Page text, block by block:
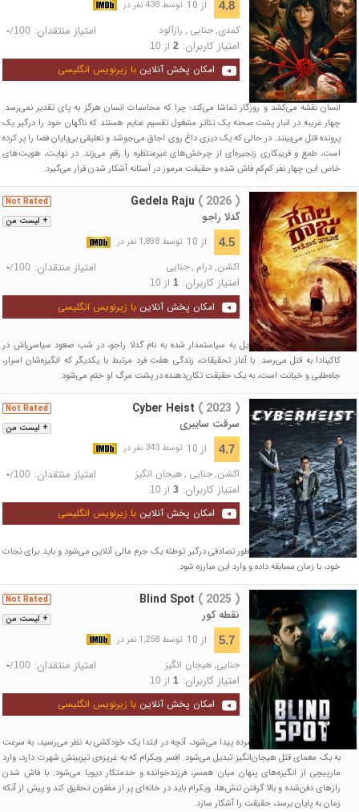
4.8 از 10 توسط 438 نفر در
کمدی,جنایی , رازآلود امتیاز منتقدان: -/100
امتیاز کاربران: 2از 10
امکان پخش آنلاین با زیرنویس انگلیسی
انسان نقشه می‌کشد و روزگار تماشا می‌کند؛ چرا که محاسبات انسان هرگز به پای تقدیر نمی‌رسد.
چهار غریبه در انبار پشت صحنه یک تئاتر مشغول تقسیم غنایم هستند که ناگهان خود را درگیر یک
پرونده قتل می‌بینند. در حالی که یک دیزی داغ روی اجاق می‌جوشد و تعلیقی بی‌پایان فضا را پر کرده
است، طمع و فریبکاری زنجیره‌ای از چرخش‌های غیرمنتظره را رقم می‌زند. در نهایت، هویت‌های
خاص این چهار نفر کم‌کم فاش شده و حقیقت مرموز در آستانه آشکار شدن قرار می‌گیرد.
+ لیست من
Not Rated Gedela Raju ( 2026 )
گدلا راجو
4.5 از 10 توسط 1,898 نفر در
اکشن,درام ,جنایی امتیاز منتقدان: -/100
امتیاز کاربران: 1از 10
امکان پخش آنلاین با زیرنویس انگلیسی
یک اوباش ترسناک که تبدیل به سیاستمدار شده به نام گدلا راجو، در شب صعود سیاسی‌اش در
کاکینادا به قتل می‌رسد. با آغاز تحقیقات، زندگی هفت فرد مرتبط با یکدیگر که انگیزه‌شان اسرار،
جاه‌طلبی و خیانت است، به یک حقیقت تکان‌دهنده در پشت مرگ او ختم می‌شود.
+ لیست من
Not Rated Cyber Heist ( 2023 )
سرقت سایبری
4.7 از 10 توسط 343 نفر در
اکشن, جنایی , هیجان انگیز امتیاز منتقدان: -/100
امتیاز کاربران: 3از 10
امکان پخش آنلاین با زیرنویس انگلیسی
یک متخصص کامپیوتر به طور تصادفی درگیر توطئه یک جرم مالی آنلاین می‌شود و باید برای نجات
خود، با زمان مسابقه داده و وارد این مبارزه شود.
+ لیست من
Not Rated Blind Spot ( 2025 )
نقطه کور
5.7 از 10 توسط 1,258 نفر در
جنایی,هیجان انگیز امتیاز منتقدان: -/100
امتیاز کاربران: 1از 10
امکان پخش آنلاین با زیرنویس انگلیسی
زمانی که دیویای ۲۴ ساله مرده پیدا می‌شود، آنچه در ابتدا یک خودکشی به نظر می‌رسید، به سرعت
به یک معمای قتل هیجان‌انگیز تبدیل می‌شود. افسر ویکرام که به غریزه‌ی تیزبینش شهرت دارد، وارد
مارپیچی از انگیزه‌های پنهان میان همسر، فرزندخوانده و خدمتکار دیویا می‌شود. با فاش شدن
رازهای دفن‌شده و بالا گرفتن تنش‌ها، ویکرام باید در خانه‌ای پر از مظنون تحقیق کند و پیش از آنکه
زمان به پایان برسد، حقیقت را آشکار سازد.